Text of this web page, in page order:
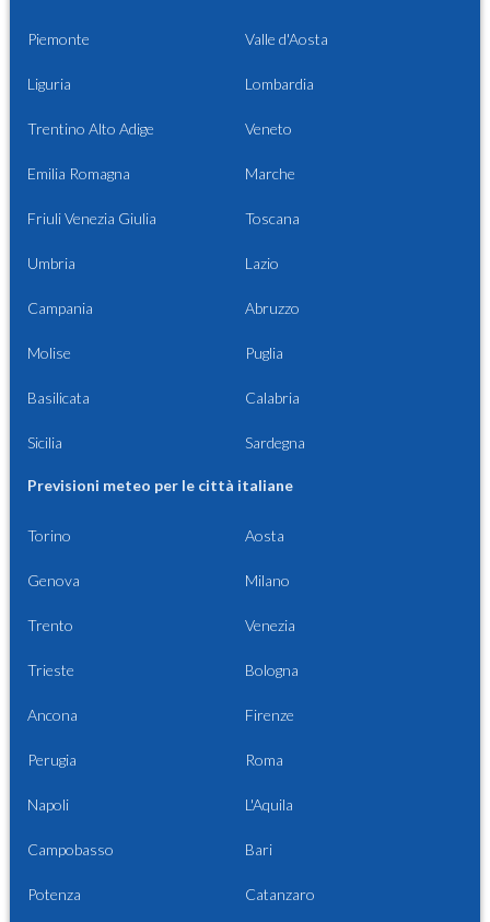
Piemonte Valle d'Aosta
Liguria Lombardia
Trentino Alto Adige Veneto
Emilia Romagna Marche
Friuli Venezia Giulia Toscana
Umbria Lazio
Campania Abruzzo
Molise Puglia
Basilicata Calabria
Sicilia Sardegna
Previsioni meteo per le città italiane
Torino Aosta
Genova Milano
Trento Venezia
Trieste Bologna
Ancona Firenze
Perugia Roma
Napoli L'Aquila
Campobasso Bari
Potenza Catanzaro